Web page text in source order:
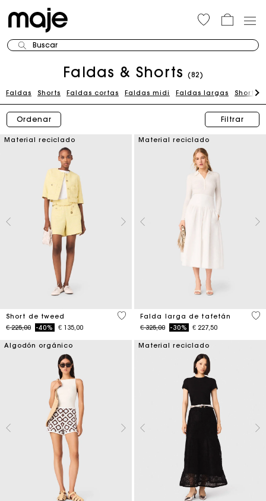
Buscar
Faldas & Shorts (82)
Faldas Shorts Faldas cortas Faldas midi Faldas largas Shorts
Ordenar Filtrar
Material reciclado
Short de tweed
Price reduced from
€ 225,00to-40% € 135,00
4 out of 5 Customer Rating
Material reciclado
Falda larga de tafetán
Price reduced from
€ 325,00to-30% € 227,50
4,9
Algodón orgánico Material reciclado